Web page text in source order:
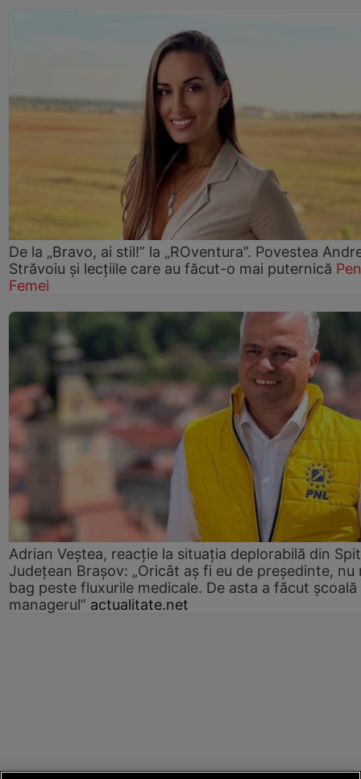
De la „Bravo, ai stil!” la „ROventura”. Povestea
Străvoiu și lecțiile care au făcut-o mai puternică
Femei
Adrian Veștea, reacție la situația deplorabilă din
Județean Brașov: „Oricât aș fi eu de președinte, nu
bag peste fluxurile medicale. De asta a făcut școală
managerul” actualitate.net